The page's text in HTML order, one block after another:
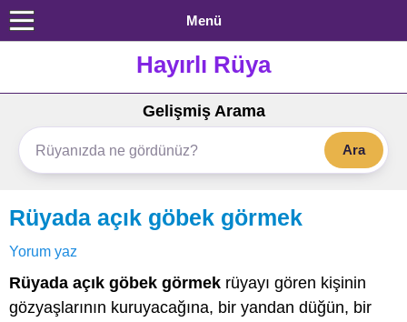
Menü
Hayırlı Rüya
Gelişmiş Arama
Ara
Rüyada açık göbek görmek
Yorum yaz
Rüyada açık göbek görmek rüyayı gören kişinin
gözyaşlarının kuruyacağına, bir yandan düğün, bir